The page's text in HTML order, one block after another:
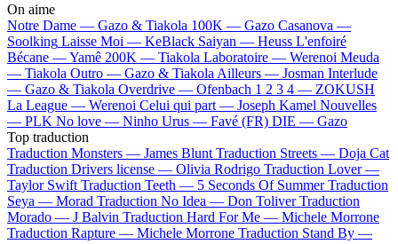
On aime
Notre Dame — Gazo & Tiakola 100K — Gazo Casanova —
Soolking Laisse Moi — KeBlack Saiyan — Heuss L'enfoiré
Bécane —Yamê 200K — Tiakola Laboratoire — Werenoi Meuda
— Tiakola Outro — Gazo & Tiakola Ailleurs — Josman Interlude
— Gazo & Tiakola Overdrive — Ofenbach 1 2 3 4 — ZOKUSH
La League — Werenoi Celui qui part — Joseph Kamel Nouvelles
— PLK No love — Ninho Urus — Favé (FR) DIE — Gazo
Top traduction
Traduction Monsters — James Blunt Traduction Streets — Doja Cat
Traduction Drivers license — Olivia Rodrigo Traduction Lover —
Taylor Swift Traduction Teeth — 5 Seconds Of Summer Traduction
Seya — Morad Traduction No Idea — Don Toliver Traduction
Morado — J Balvin Traduction Hard For Me — Michele Morrone
Traduction Rapture — Michele Morrone Traduction Stand By —